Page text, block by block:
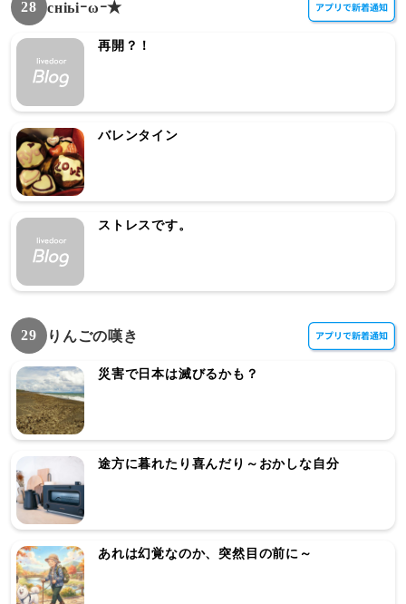
28 снiьiｰωｰ★
再開？！
バレンタイン
ストレスです。
29 りんごの嘆き
災害で日本は滅びるかも？
途方に暮れたり喜んだり～おかしな自分
あれは幻覚なのか、突然目の前に～